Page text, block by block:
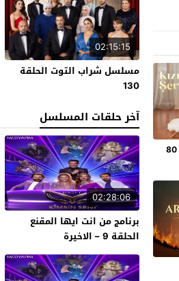
02:15:15
مسلسل شراب التوت الحلقة
130
آخر حلقات المسلسل
02:28:06
برنامج من انت ايها المقنع
الحلقة 9 – الاخيرة